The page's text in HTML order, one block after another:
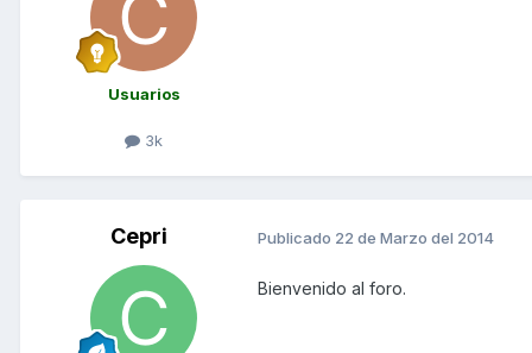
Usuarios
3k
Cepri Publicado 22 de Marzo del 2014
Bienvenido al foro.